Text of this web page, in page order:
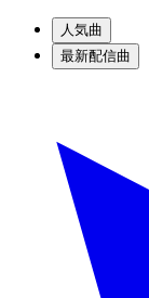
人気曲
最新配信曲